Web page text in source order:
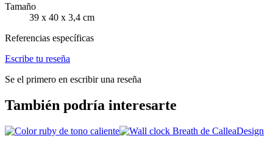
Tamaño
39 x 40 x 3,4 cm
Referencias específicas
Escribe tu reseña
Se el primero en escribir una reseña
También podría interesarte